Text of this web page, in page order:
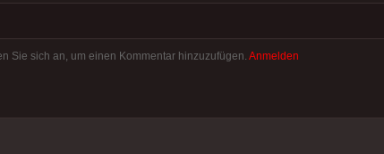
Sie sich an, um einen Kommentar hinzuzufügen. Anmelden